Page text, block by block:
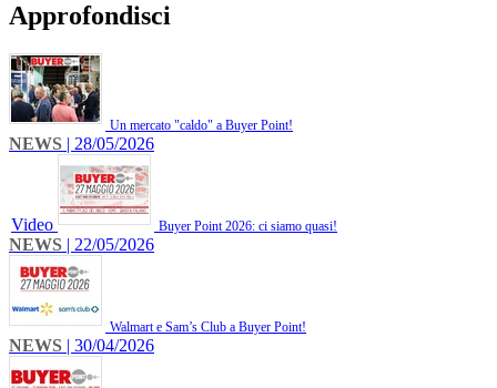
Approfondisci
Un mercato "caldo" a Buyer Point!
NEWS | 28/05/2026
Video Buyer Point 2026: ci siamo quasi!
NEWS | 22/05/2026
Walmart e Sam’s Club a Buyer Point!
NEWS | 30/04/2026